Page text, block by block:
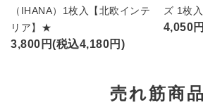
（IHANA）1枚入【北欧インテ
リア】★
3,800円(税込4,180円)
ズ 1枚
4,050
売れ筋商品